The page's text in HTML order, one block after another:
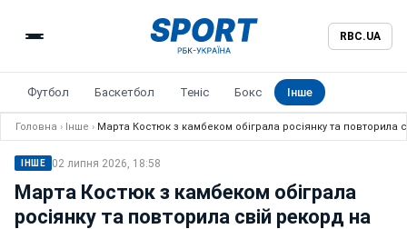
RBC.UA
Футбол Баскетбол Теніс Бокс Інше
Головна › Інше › Марта Костюк з камбеком обіграла росіянку та повторила
ІНШЕ 02 липня 2026, 18:58
Марта Костюк з камбеком обіграла
росіянку та повторила свій рекорд на